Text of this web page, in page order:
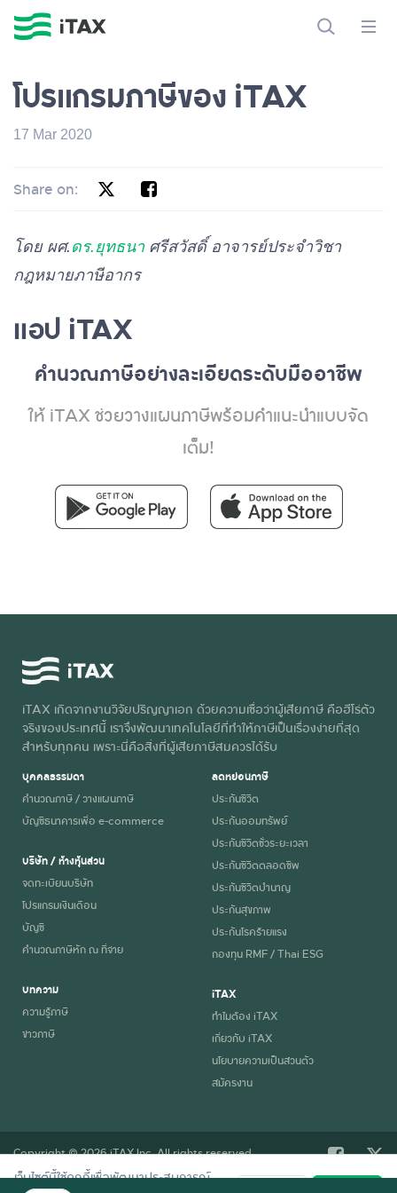
โปรแกรมภาษีของ iTAX
17 Mar 2020
Share on:
โดย ผศ. ดร.ยุทธนาศรีสวัสดิ์ อาจารย์ประจำวิชา
กฎหมายภาษีอากร
แอป iTAX
คำนวณภาษีอย่างละเอียดระดับมืออาชีพ
ให้ iTAX ช่วยวางแผนภาษีพร้อมคำแนะนำแบบจัด
เต็ม!
iTAX เกิดจากงานวิจัยปริญญาเอก ด้วยความเชื่อว่าผู้เสียภาษี คือฮีโร่ตัว
จริงของประเทศนี้ เราจึงพัฒนาเทคโนโลยีที่ทำให้ภาษีเป็นเรื่องง่ายที่สุด
สำหรับทุกคน เพราะนี่คือสิ่งที่ผู้เสียภาษีสมควรได้รับ
บุคคลธรรมดา
คำนวณภาษี / วางแผนภาษี
บัญชีธนาคารเพื่อ e-commerce
บริษัท / ห้างหุ้นส่วน
จดทะเบียนบริษัท
โปรแกรมเงินเดือน
บัญชี
คำนวณภาษีหัก ณ ที่จ่าย
บทความ
ความรู้ภาษี
ข่าวภาษี
ลดหย่อนภาษี
ประกันชีวิต
ประกันออมทรัพย์
ประกันชีวิตชั่วระยะเวลา
ประกันชีวิตตลอดชีพ
ประกันชีวิตบำนาญ
ประกันสุขภาพ
ประกันโรคร้ายแรง
กองทุน RMF / Thai ESG
iTAX
ทำไมต้อง iTAX
เกี่ยวกับ iTAX
นโยบายความเป็นส่วนตัว
สมัครงาน
Copyright © 2026 iTAX Inc. All rights reserved.
เว็บไซต์นี้ใช้คุกกี้เพื่อพัฒนาประสบการณ์